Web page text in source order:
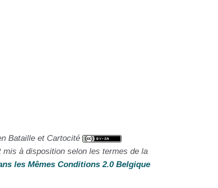
Bataille et Cartocité
à disposition selon les termes de la
les Mêmes Conditions 2.0 Belgique